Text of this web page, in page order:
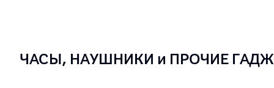
ЧАСЫ, НАУШНИКИ и ПРОЧИЕ